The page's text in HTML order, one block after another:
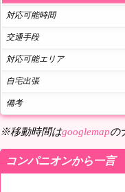
対応可能時間
交通手段
対応可能エリア
自宅出張
備考
※移動時間はgooglemapの
コンパニオンから一言